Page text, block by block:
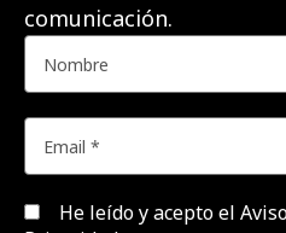
comunicación.
He leído y acepto el